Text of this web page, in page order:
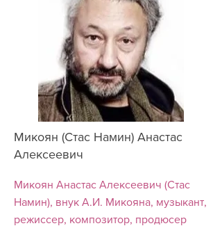
Микоян (Стас Намин) Анастас
Алексеевич
Микоян Анастас Алексеевич (Стас
Намин), внук А.И. Микояна, музыкант,
режиссер, композитор, продюсер